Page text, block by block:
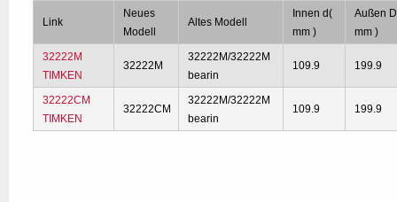
Link
Neues
Modell
Altes Modell
Innen d(
mm )
Außen
mm )
32222M
TIMKEN
32222M
32222M/32222M
bearin
109.9 199.9
32222CM
TIMKEN
32222CM
32222M/32222M
bearin
109.9 199.9